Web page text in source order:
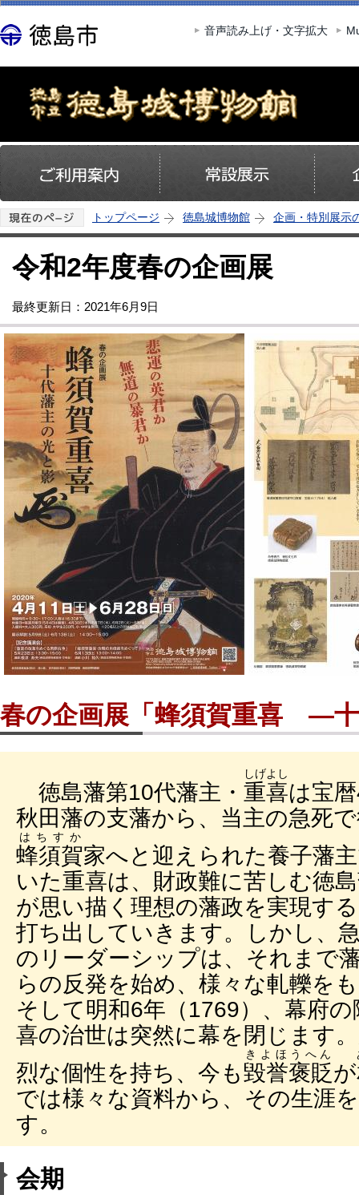
この
音声読み上げ・文字拡大
トップページ 徳島城博物館 企画・特別展示
令和2年度春の企画展
最終更新日：2021年6月9日
春の企画展「蜂須賀重喜 ―
徳島藩第10代藩主・ 重喜
しげよし
は宝
秋田藩の支藩から、当主の急死
蜂須賀
はちすか
家へと迎えられた養子藩
いた重喜は、財政難に苦しむ徳
が思い描く理想の藩政を実現す
打ち出していきます。しかし、
のリーダーシップは、それまで
らの反発を始め、様々な軋轢を
そして明和6年（1769）、幕府
喜の治世は突然に幕を閉じます
烈な個性を持ち、今も毀誉褒貶
きよほうへん
が
では様々な資料から、その生涯
す。
会期